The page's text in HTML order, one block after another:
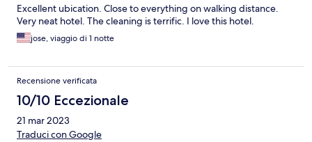
Excellent ubication. Close to everything on walking distance.
Very neat hotel. The cleaning is terrific. I love this hotel.
jose, viaggio di 1 notte
Recensione verificata
10/10 Eccezionale
21 mar 2023
Traduci con Google